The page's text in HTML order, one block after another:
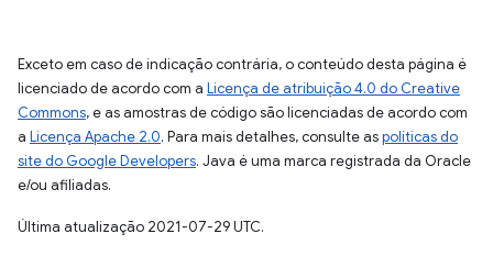
Exceto em caso de indicação contrária, o conteúdo desta página é
licenciado de acordo com a Licença de atribuição 4.0 do Creative
Commons, e as amostras de código são licenciadas de acordo com
a Licença Apache 2.0. Para mais detalhes, consulte aspolíticas do
site do Google Developers. Java é uma marca registrada da Oracle
e/ou afiliadas.
Última atualização 2021-07-29 UTC.